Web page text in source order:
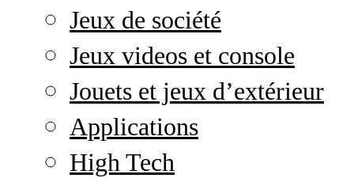
Jeux de société
Jeux videos et console
Jouets et jeux d’extérieur
Applications
High Tech